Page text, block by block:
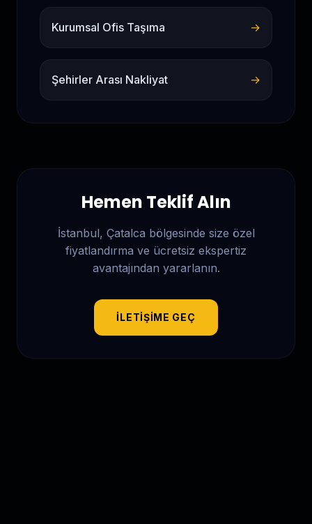
Kurumsal Ofis Taşıma →
Şehirler Arası Nakliyat →
Hemen Teklif Alın
İstanbul, Çatalca bölgesinde size özel
fiyatlandırma ve ücretsiz ekspertiz
avantajından yararlanın.
İLETIŞIME GEÇ